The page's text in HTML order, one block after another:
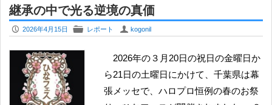
継承の中で光る逆境の真価
P 2026年4月15日 F レポート U kogonil
2026年の３月20日の祝日の金曜日か
ら21日の土曜日にかけて、千葉県は幕
張メッセで、ハロプロ恒例の春のお祭